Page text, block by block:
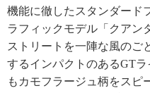
機能に徹したスタンダード
ラフィックモデル「クアン
ストリートを一陣な風のご
するインパクトのあるGT
もカモフラージュ柄をスピ